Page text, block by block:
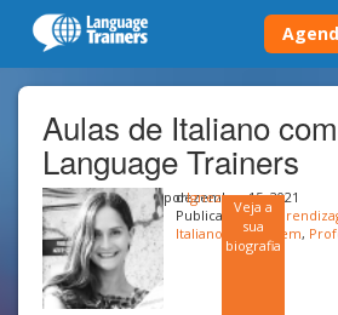
Aulas de Italiano
Language Trainers
porIgnez
Veja a
sua
biografia
dezembro 15, 2021
Publicado em
Italiano
Linguagem,